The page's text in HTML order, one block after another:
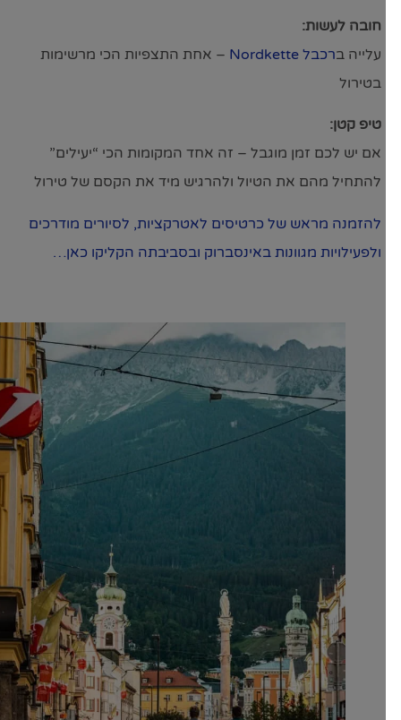
חובה לעשות:
עלייה ברכבל Nordkette
– אחת התצפיות הכי מרשימות
בטירול
טיפ קטן:
אם יש לכם זמן מוגבל – זה אחד המקומות הכי “יעילים”
להתחיל מהם את הטיול ולהרגיש מיד את הקסם של טירול
להזמנה מראש של כרטיסים לאטרקציות, לסיורים מודרכים
ולפעילויות מגוונות באינסברוק ובסביבתה הקליקו כאן…